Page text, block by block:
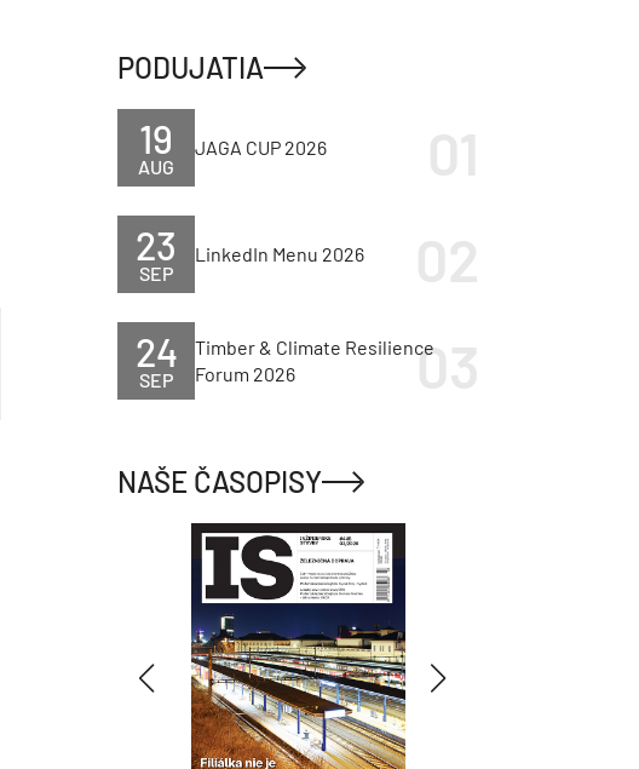
PODUJATIA
AUG
19 JAGA CUP 2026
SEP
23 LinkedIn Menu 2026
SEP
24
Timber & Climate Resilience
Forum 2026
NAŠE ČASOPISY